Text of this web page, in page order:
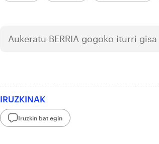
Aukeratu BERRIA gogoko iturri gisa
IRUZKINAK
Iruzkin bat egin